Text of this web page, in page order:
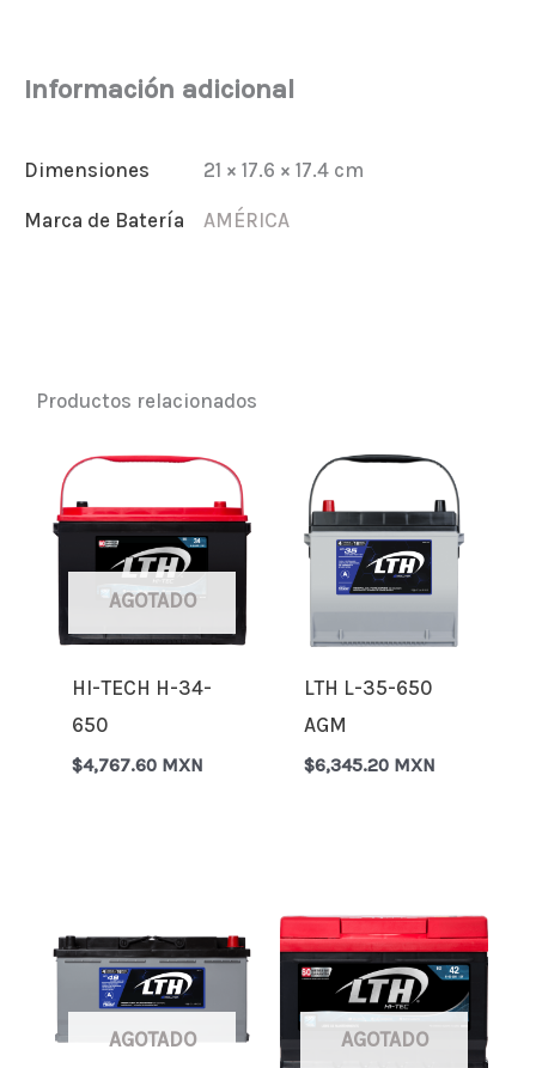
Información adicional
Dimensiones 21 × 17.6 × 17.4 cm
Marca de Batería AMÉRICA
Productos relacionados
AGOTADO
HI-TECH H-34-
650
$4,767.60 MXN
LTH L-35-650
AGM
$6,345.20 MXN
AGOTADO AGOTADO